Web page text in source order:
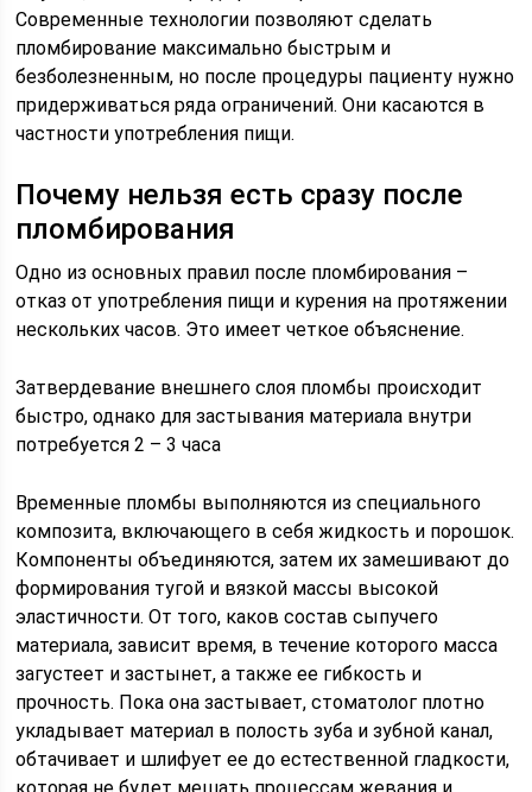
Современные технологии позволяют сделать
пломбирование максимально быстрым и
безболезненным, но после процедуры пациенту нужно
придерживаться ряда ограничений. Они касаются в
частности употребления пищи.
Почему нельзя есть сразу после
пломбирования
Одно из основных правил после пломбирования –
отказ от употребления пищи и курения на протяжении
нескольких часов. Это имеет четкое объяснение.
Затвердевание внешнего слоя пломбы происходит
быстро, однако для застывания материала внутри
потребуется 2 – 3 часа
Временные пломбы выполняются из специального
композита, включающего в себя жидкость и порошок.
Компоненты объединяются, затем их замешивают до
формирования тугой и вязкой массы высокой
эластичности. От того, каков состав сыпучего
материала, зависит время, в течение которого масса
загустеет и застынет, а также ее гибкость и
прочность. Пока она застывает, стоматолог плотно
укладывает материал в полость зуба и зубной канал,
обтачивает и шлифует ее до естественной гладкости,